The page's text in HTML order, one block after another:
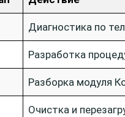
Диагностика по
Разработка
Разборка модуля
Очистка и